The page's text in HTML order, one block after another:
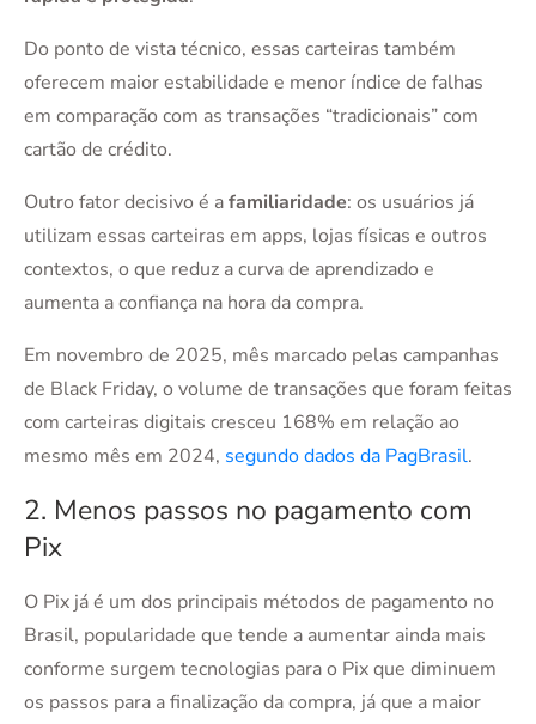
Do ponto de vista técnico, essas carteiras também
oferecem maior estabilidade e menor índice de falhas
em comparação com as transações “tradicionais” com
cartão de crédito.
Outro fator decisivo é afamiliaridade: os usuários já
utilizam essas carteiras em apps, lojas físicas e outros
contextos, o que reduz a curva de aprendizado e
aumenta a confiança na hora da compra.
Em novembro de 2025, mês marcado pelas campanhas
de Black Friday, o volume de transações que foram feitas
com carteiras digitais cresceu 168% em relação ao
mesmo mês em 2024, segundo dados da PagBrasil.
2. Menos passos no pagamento com
Pix
O Pix já é um dos principais métodos de pagamento no
Brasil, popularidade que tende a aumentar ainda mais
conforme surgem tecnologias para o Pix que diminuem
os passos para a finalização da compra, já que a maior